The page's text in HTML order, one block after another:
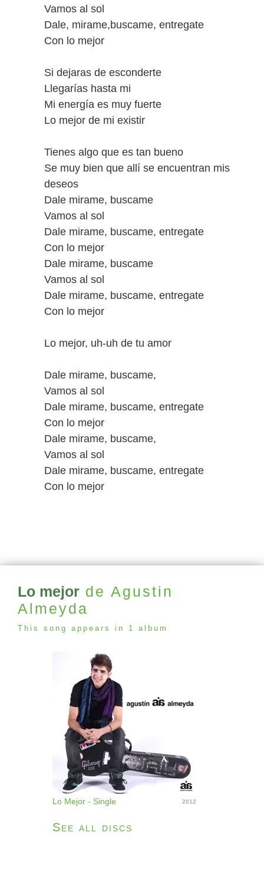
Vamos al sol
Dale, mirame,buscame, entregate
Con lo mejor
Si dejaras de esconderte
Llegarías hasta mi
Mi energía es muy fuerte
Lo mejor de mi existir
Tienes algo que es tan bueno
Se muy bien que allí se encuentran mis
deseos
Dale mirame, buscame
Vamos al sol
Dale mirame, buscame, entregate
Con lo mejor
Dale mirame, buscame
Vamos al sol
Dale mirame, buscame, entregate
Con lo mejor
Lo mejor, uh-uh de tu amor
Dale mirame, buscame,
Vamos al sol
Dale mirame, buscame, entregate
Con lo mejor
Dale mirame, buscame,
Vamos al sol
Dale mirame, buscame, entregate
Con lo mejor
Lo mejor de Agustin
Almeyda
This song appears in 1 album
Lo Mejor - Single 2012
See all discs